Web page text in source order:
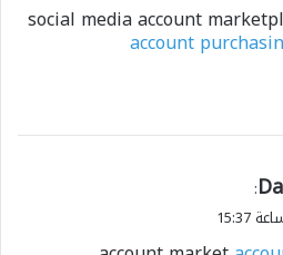
social media account
account
: